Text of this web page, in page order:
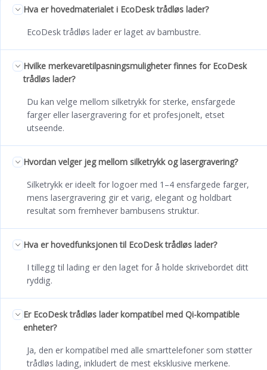
Hva er hovedmaterialet i EcoDesk trådløs lader?
EcoDesk trådløs lader er laget av bambustre.
Hvilke merkevaretilpasningsmuligheter finnes for EcoDesk
trådløs lader?
Du kan velge mellom silketrykk for sterke, ensfargede
farger eller lasergravering for et profesjonelt, etset
utseende.
Hvordan velger jeg mellom silketrykk og lasergravering?
Silketrykk er ideelt for logoer med 1–4 ensfargede farger,
mens lasergravering gir et varig, elegant og holdbart
resultat som fremhever bambusens struktur.
Hva er hovedfunksjonen til EcoDesk trådløs lader?
I tillegg til lading er den laget for å holde skrivebordet ditt
ryddig.
Er EcoDesk trådløs lader kompatibel med Qi-kompatible
enheter?
Ja, den er kompatibel med alle smarttelefoner som støtter
trådløs lading, inkludert de mest eksklusive merkene.